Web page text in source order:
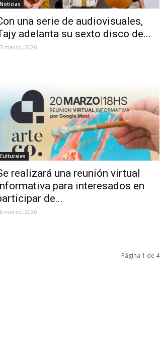
Noticias
una serie de audiovisuales,
adelanta su sexto disco de...
marzo, 2026
Culturales
realizará una reunión virtual
para interesados en
de...
marzo, 2026
Página 1 de 4